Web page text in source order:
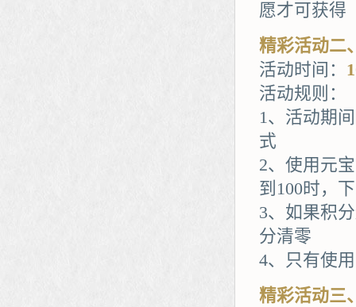
愿才可获得
精彩活动二
活动时间：
活动规则：
1、活动期
式
2、使用元
到100时，
3、如果积
分清零
4、只有使
精彩活动三